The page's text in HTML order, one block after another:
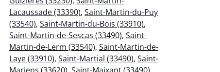
Lacaussade (33390), Saint-Martin-du-Puy
(33540), Saint-Martin-du-Bois (33910),
Saint-Martin-de-Sescas (33490), Saint-
Martin-de-Lerm (33540), Saint-Martin-de-
Laye (33910), Saint-Martial (33490), Saint-